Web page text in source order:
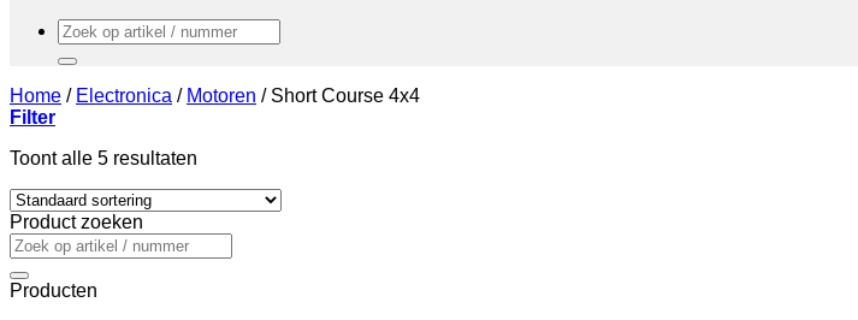
Zoeken
naar:
Home / Electronica / Motoren /Short Course 4x4
Filter
Toont alle 5 resultaten
Product zoeken
Zoeken
naar:
Producten